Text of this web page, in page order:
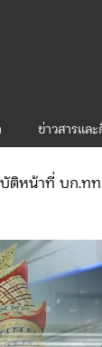
ข่าวสารแล
ติหน้าที่ บก.ทท
ข่าวรับส
ชี้วัด ทท.1